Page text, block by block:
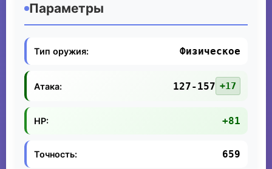
Параметры
Тип оружия: Физическое
Атака: 127-157 +17
HP: +81
Точность: 659